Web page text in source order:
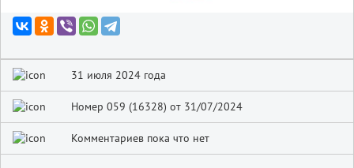
31 июля 2024 года
Номер 059 (16328) от 31/07/2024
Комментариев пока что нет